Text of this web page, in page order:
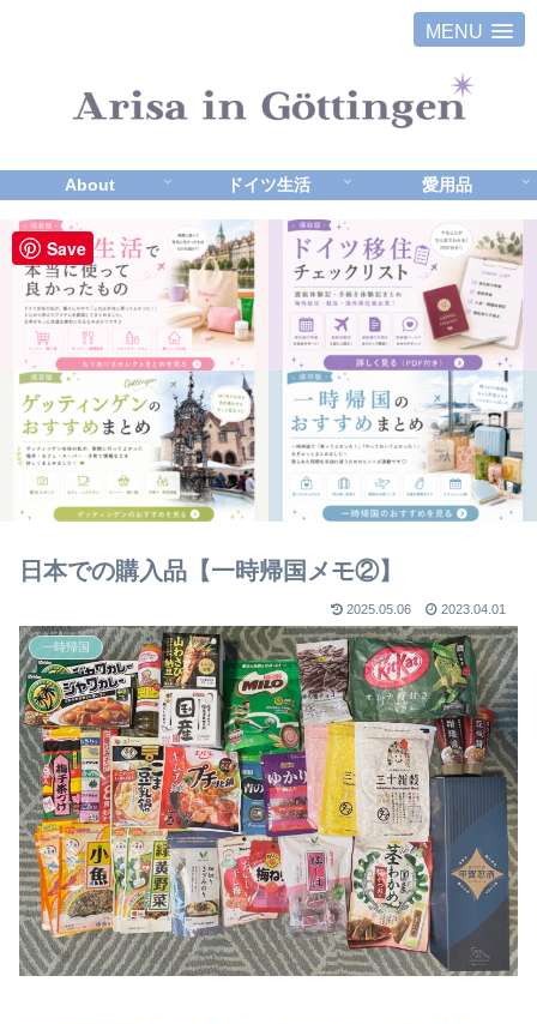
MENU
About ドイツ生活 愛用品
日本での購入品【一時帰国メモ②】
2025.05.06 2023.04.01
一時帰国
Save